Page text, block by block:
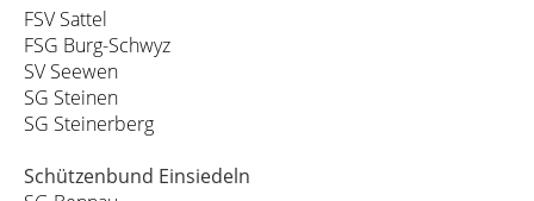
FSV Sattel
FSG Burg-Schwyz
SV Seewen
SG Steinen
SG Steinerberg
Schützenbund Einsiedeln